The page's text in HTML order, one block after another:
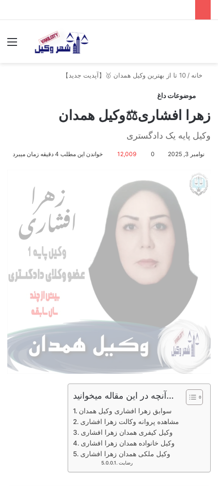
خانه / 10 تا از بهترین وکیل همدان 🥇【آپدیت جدید】
موضوعات داغ
زهرا افشاری⚖️وکیل همدان
وکیل پایه یک دادگستری
نوامبر 3, 2025 0
12,009 خواندن این مطلب 4 دقیقه زمان میبرد
آنچه در این مقاله میخوانید...
سوابق زهرا افشاری وکیل همدان
مشاهده پروانه وکالت زهرا افشاری
وکیل کیفری همدان زهرا افشاری
وکیل خانواده همدان زهرا افشاری
وکیل ملکی همدان زهرا افشاری
رضایت